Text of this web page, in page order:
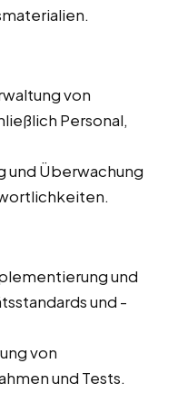
von
Personal,
und Überwachung
und
und -
von
und Tests.